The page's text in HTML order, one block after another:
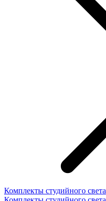
Комплекты студийного света